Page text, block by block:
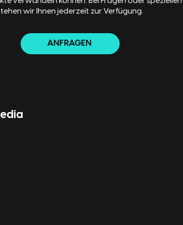
wir Ihnen jederzeit zur Verfügung.
ANFRAGEN